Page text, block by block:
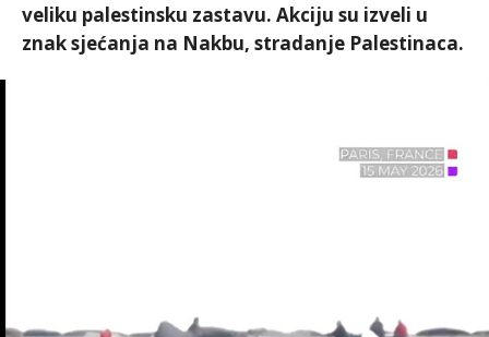
veliku palestinsku zastavu. Akciju su izveli u
znak sjećanja na Nakbu, stradanje Palestinaca.